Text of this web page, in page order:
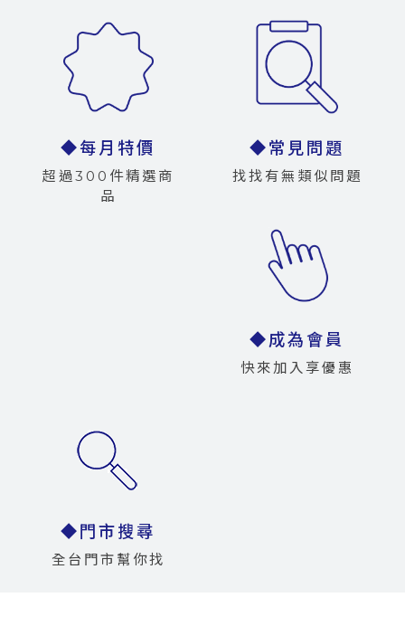
◆每月特價
超過300件精選商
品
◆常見問題
找找有無類似問題
◆成為會員
快來加入享優惠
◆門市搜尋
全台門市幫你找